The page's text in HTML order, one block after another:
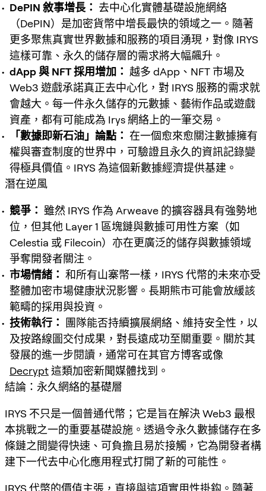
DePIN 敘事增長： 去中心化實體基礎設施網絡
（DePIN）是加密貨幣中增長最快的領域之一。隨著
更多聚焦真實世界數據和服務的項目湧現，對像 IRYS
這樣可靠、永久的儲存層的需求將大幅飆升。
dApp 與 NFT 採用增加： 越多 dApp、NFT 市場及
Web3 遊戲承諾真正去中心化，對 IRYS 服務的需求就
會越大。每一件永久儲存的元數據、藝術作品或遊戲
資產，都有可能成為 Irys 網絡上的一筆交易。
「數據即新石油」論點： 在一個愈來愈關注數據擁有
權與審查制度的世界中，可驗證且永久的資訊記錄變
得極具價值。IRYS 為這個新數據經濟提供基建。
潛在逆風
競爭： 雖然 IRYS 作為 Arweave 的擴容器具有強勢地
位，但其他 Layer 1 區塊鏈與數據可用性方案（如
Celestia 或 Filecoin）亦在更廣泛的儲存與數據領域
爭奪開發者關注。
市場情緒： 和所有山寨幣一樣，IRYS 代幣的未來亦受
整體加密市場健康狀況影響。長期熊市可能會放緩該
範疇的採用與投資。
技術執行：
團隊能否持續擴展網絡、維持安全性，以
及按路線圖交付成果，對長遠成功至關重要。關於其
發展的進一步閱讀，通常可在其官方博客或像
Decrypt這類加密新聞媒體找到。
結論：永久網絡的基礎層
IRYS 不只是一個普通代幣；它是旨在解決 Web3 最根
本挑戰之一的重要基礎設施。透過令永久數據儲存在多
條鏈之間變得快速、可負擔且易於接觸，它為開發者構
建下一代去中心化應用程式打開了新的可能性。
IRYS 代幣的價值主張，直接與這項實用性掛鈎。隨著